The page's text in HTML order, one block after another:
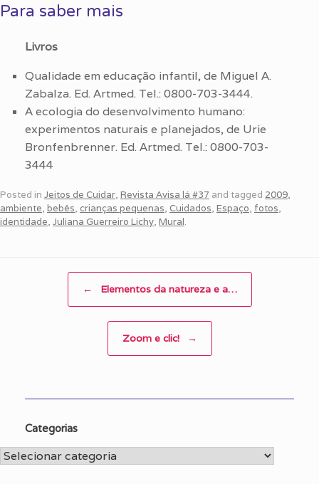
Para saber mais
Livros
Qualidade em educação infantil, de Miguel A.
Zabalza. Ed. Artmed. Tel.: 0800-703-3444.
A ecologia do desenvolvimento humano:
experimentos naturais e planejados, de Urie
Bronfenbrenner. Ed. Artmed. Tel.: 0800-703-
3444
Posted in Jeitos de Cuidar, Revista Avisa lá #37 and tagged 2009,
ambiente, bebês, crianças pequenas, Cuidados, Espaço, fotos,
identidade, Juliana Guerreiro Lichy, Mural.
← Elementos da natureza e a…
Zoom e clic! →
Categorias
Categorias